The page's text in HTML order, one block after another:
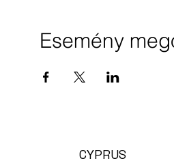
Esemény
CYPRUS